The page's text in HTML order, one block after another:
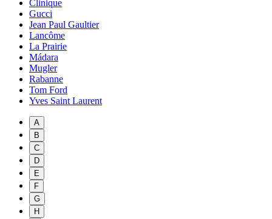
Clinique
Gucci
Jean Paul Gaultier
Lancôme
La Prairie
Mádara
Mugler
Rabanne
Tom Ford
Yves Saint Laurent
A
B
C
D
E
F
G
H